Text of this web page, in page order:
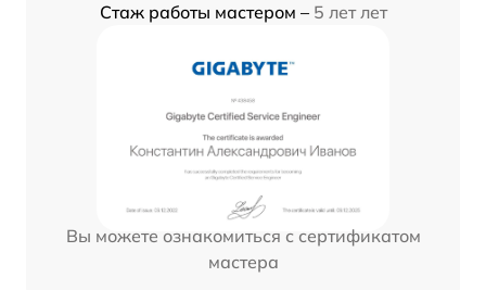
Стаж работы мастером – 5 лет лет
Вы можете ознакомиться с сертификатом
мастера